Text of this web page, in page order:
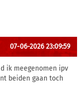
07-06-2026 23:09:59
ik meegenomen ipv
beiden gaan toch